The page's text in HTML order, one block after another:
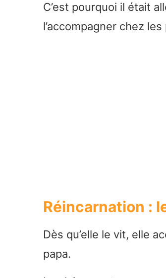
C’est pourquoi il était
l’accompagner chez
Réincarnation :
Dès qu’elle le vit, elle
papa.